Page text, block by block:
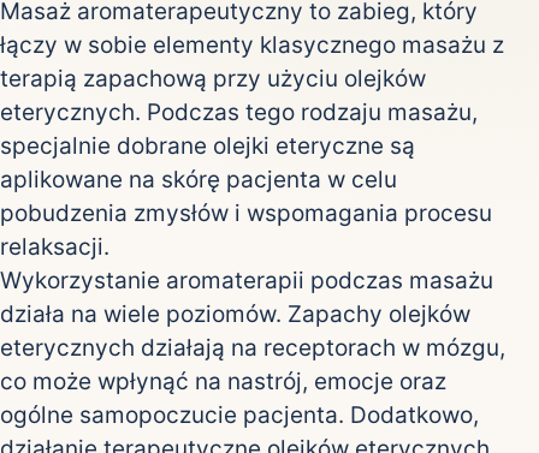
Masaż aromaterapeutyczny to zabieg, który
łączy w sobie elementy klasycznego masażu z
terapią zapachową przy użyciu olejków
eterycznych. Podczas tego rodzaju masażu,
specjalnie dobrane olejki eteryczne są
aplikowane na skórę pacjenta w celu
pobudzenia zmysłów i wspomagania procesu
relaksacji.
Wykorzystanie aromaterapii podczas masażu
działa na wiele poziomów. Zapachy olejków
eterycznych działają na receptorach w mózgu,
co może wpłynąć na nastrój, emocje oraz
ogólne samopoczucie pacjenta. Dodatkowo,